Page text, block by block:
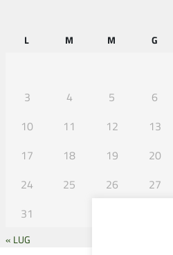
L M M G
3
4 5 6
10
11 12 13
17
18 19 20
24
25 26 27
31
« LUG